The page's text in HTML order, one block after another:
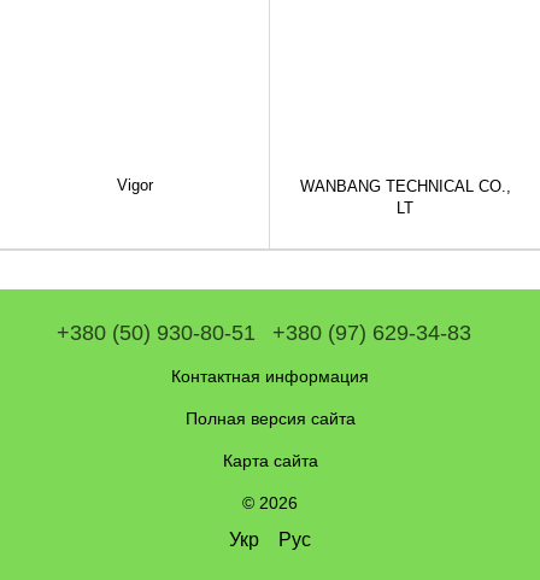
Vigor
WANBANG TECHNICAL CO.,
LT
+380 (50) 930-80-51 +380 (97) 629-34-83
Контактная информация
Полная версия сайта
Карта сайта
© 2026
Укр Рус